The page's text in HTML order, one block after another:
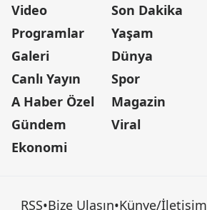
Video
Programlar
Galeri
Canlı Yayın
A Haber Özel
Gündem
Ekonomi
Son Dakika
Yaşam
Dünya
Spor
Magazin
Viral
RSS•Bize Ulaşın•Künye/İletişim